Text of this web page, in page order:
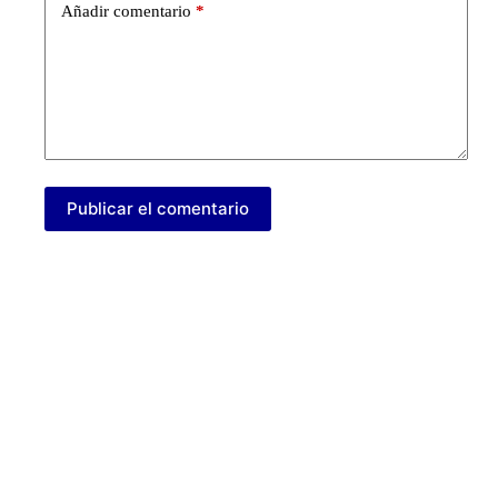
Añadir comentario *
Publicar el comentario